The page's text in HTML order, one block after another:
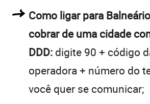
Como ligar para
cobrar de uma cidade
DDD: digite 90 + código
operadora + número do
você quer se comunicar;